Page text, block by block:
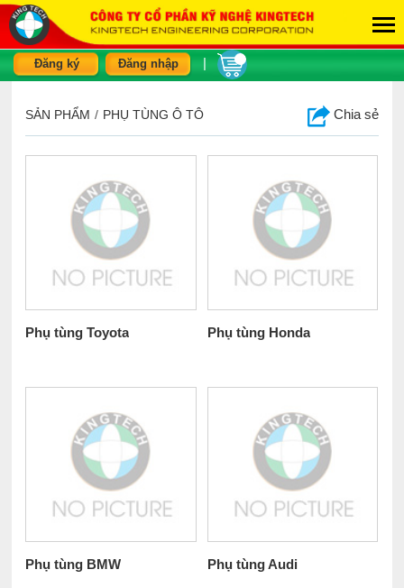
Đăng ký Đăng nhập
SẢN PHẨM / PHỤ TÙNG Ô TÔ Chia sẻ
Phụ tùng Toyota Phụ tùng Honda
Phụ tùng BMW Phụ tùng Audi